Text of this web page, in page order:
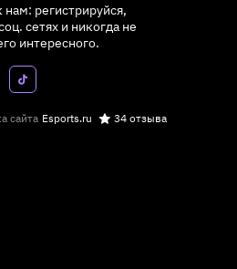
регистрируйся,
сетях и никогда не
интересного.
сайта Esports.ru 34 отзыва